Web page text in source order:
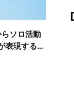
ソロ活動
表現する音